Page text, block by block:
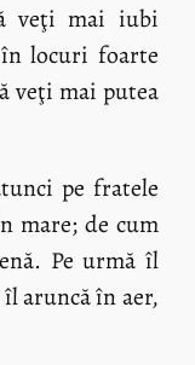
veţi mai iubi
în locuri foarte
veţi mai putea
pe fratele
mare; de cum
Pe urmă îl
aruncă în aer,